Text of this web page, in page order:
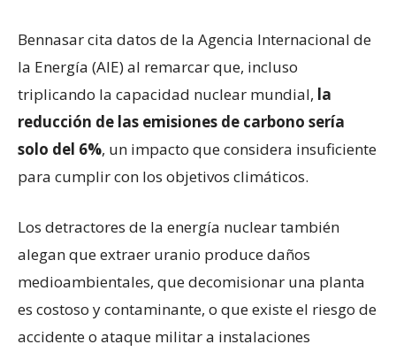
Bennasar cita datos de la Agencia Internacional de
la Energía (AIE) al remarcar que, incluso
triplicando la capacidad nuclear mundial, la
reducción de las emisiones de carbono sería
solo del 6%, un impacto que considera insuficiente
para cumplir con los objetivos climáticos.
Los detractores de la energía nuclear también
alegan que extraer uranio produce daños
medioambientales, que decomisionar una planta
es costoso y contaminante, o que existe el riesgo de
accidente o ataque militar a instalaciones